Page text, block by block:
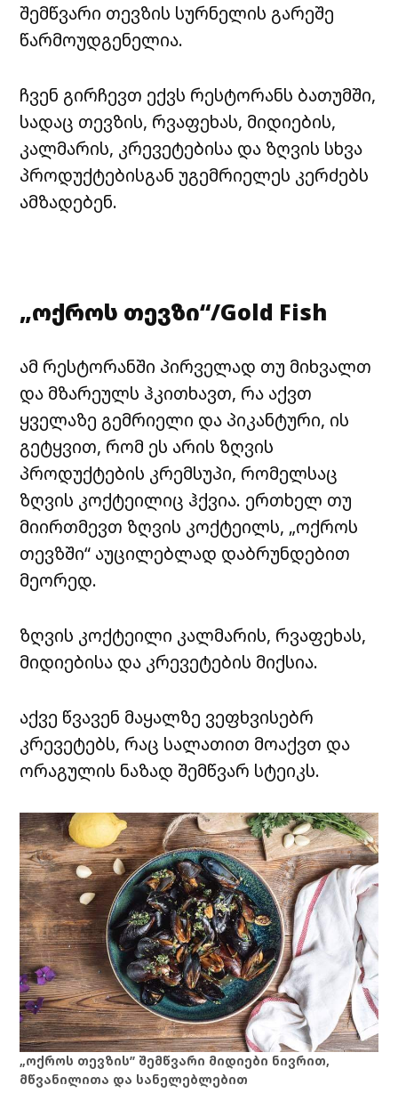
შემწვარი თევზის სურნელის გარეშე
წარმოუდგენელია.
ჩვენ გირჩევთ ექვს რესტორანს ბათუმში,
სადაც თევზის, რვაფეხას, მიდიების,
კალმარის, კრევეტებისა და ზღვის სხვა
პროდუქტებისგან უგემრიელეს კერძებს
ამზადებენ.
„ოქროს თევზი“/Gold Fish
ამ რესტორანში პირველად თუ მიხვალთ
და მზარეულს ჰკითხავთ, რა აქვთ
ყველაზე გემრიელი და პიკანტური, ის
გეტყვით, რომ ეს არის ზღვის
პროდუქტების კრემსუპი, რომელსაც
ზღვის კოქტეილიც ჰქვია. ერთხელ თუ
მიირთმევთ ზღვის კოქტეილს, „ოქროს
თევზში“ აუცილებლად დაბრუნდებით
მეორედ.
ზღვის კოქტეილი კალმარის, რვაფეხას,
მიდიებისა და კრევეტების მიქსია.
აქვე წვავენ მაყალზე ვეფხვისებრ
კრევეტებს, რაც სალათით მოაქვთ და
ორაგულის ნაზად შემწვარ სტეიკს.
„ოქროს თევზის” შემწვარი მიდიები ნივრით,
მწვანილითა და სანელებლებით